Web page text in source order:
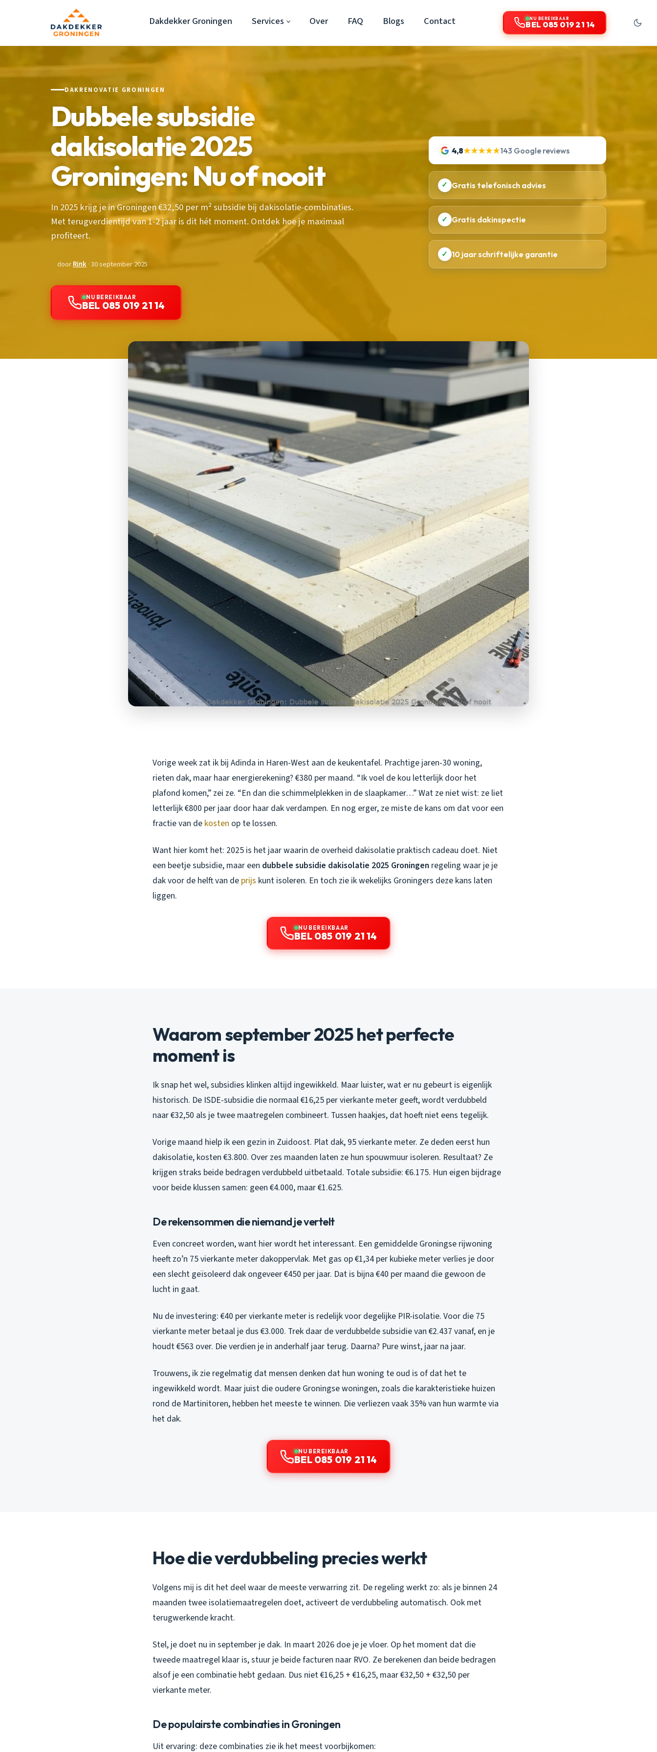
Dakdekker Groningen Services Over FAQ Blogs Contact NU BEREIKBAAR
BEL 085 019 21 14
DAKRENOVATIE GRONINGEN
Dubbele subsidie
dakisolatie 2025
Groningen: Nu of nooit
In 2025 krijg je in Groningen €32,50 per m² subsidie bij dakisolatie-combinaties.
Met terugverdientijd van 1-2 jaar is dit hét moment. Ontdek hoe je maximaal
profiteert.
doorRink· 30 september 2025
NU BEREIKBAAR
BEL 085 019 21 14
4,8★★★★★143 Google reviews
✓ Gratis telefonisch advies
✓ Gratis dakinspectie
✓ 10 jaar schriftelijke garantie
Vorige week zat ik bij Adinda in Haren-West aan de keukentafel. Prachtige jaren-30 woning,
rieten dak, maar haar energierekening? €380 per maand. “Ik voel de kou letterlijk door het
plafond komen,” zei ze. “En dan die schimmelplekken in de slaapkamer…” Wat ze niet wist: ze liet
letterlijk €800 per jaar door haar dak verdampen. En nog erger, ze miste de kans om dat voor een
fractie van de kosten op te lossen.
Want hier komt het: 2025 is het jaar waarin de overheid dakisolatie praktisch cadeau doet. Niet
een beetje subsidie, maar een dubbele subsidie dakisolatie 2025 Groningen regeling waar je je
dak voor de helft van de prijs kunt isoleren. En toch zie ik wekelijks Groningers deze kans laten
liggen.
NU BEREIKBAAR
BEL 085 019 21 14
Waarom september 2025 het perfecte
moment is
Ik snap het wel, subsidies klinken altijd ingewikkeld. Maar luister, wat er nu gebeurt is eigenlijk
historisch. De ISDE-subsidie die normaal €16,25 per vierkante meter geeft, wordt verdubbeld
naar €32,50 als je twee maatregelen combineert. Tussen haakjes, dat hoeft niet eens tegelijk.
Vorige maand hielp ik een gezin in Zuidoost. Plat dak, 95 vierkante meter. Ze deden eerst hun
dakisolatie, kosten €3.800. Over zes maanden laten ze hun spouwmuur isoleren. Resultaat? Ze
krijgen straks beide bedragen verdubbeld uitbetaald. Totale subsidie: €6.175. Hun eigen bijdrage
voor beide klussen samen: geen €4.000, maar €1.625.
De rekensommen die niemand je vertelt
Even concreet worden, want hier wordt het interessant. Een gemiddelde Groningse rijwoning
heeft zo’n 75 vierkante meter dakoppervlak. Met gas op €1,34 per kubieke meter verlies je door
een slecht geïsoleerd dak ongeveer €450 per jaar. Dat is bijna €40 per maand die gewoon de
lucht in gaat.
Nu de investering: €40 per vierkante meter is redelijk voor degelijke PIR-isolatie. Voor die 75
vierkante meter betaal je dus €3.000. Trek daar de verdubbelde subsidie van €2.437 vanaf, en je
houdt €563 over. Die verdien je in anderhalf jaar terug. Daarna? Pure winst, jaar na jaar.
Trouwens, ik zie regelmatig dat mensen denken dat hun woning te oud is of dat het te
ingewikkeld wordt. Maar juist die oudere Groningse woningen, zoals die karakteristieke huizen
rond de Martinitoren, hebben het meeste te winnen. Die verliezen vaak 35% van hun warmte via
het dak.
NU BEREIKBAAR
BEL 085 019 21 14
Hoe die verdubbeling precies werkt
Volgens mij is dit het deel waar de meeste verwarring zit. De regeling werkt zo: als je binnen 24
maanden twee isolatiemaatregelen doet, activeert de verdubbeling automatisch. Ook met
terugwerkende kracht.
Stel, je doet nu in september je dak. In maart 2026 doe je je vloer. Op het moment dat die
tweede maatregel klaar is, stuur je beide facturen naar RVO. Ze berekenen dan beide bedragen
alsof je een combinatie hebt gedaan. Dus niet €16,25 + €16,25, maar €32,50 + €32,50 per
vierkante meter.
De populairste combinaties in Groningen
Uit ervaring: deze combinaties zie ik het meest voorbijkomen: